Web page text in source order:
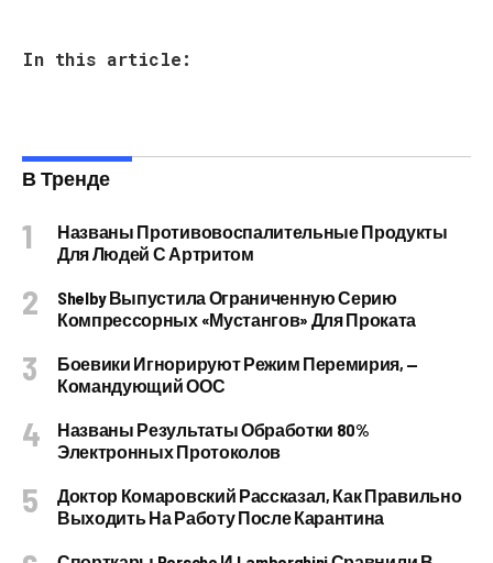
In this article:
В Тренде
Названы Противовоспалительные Продукты
Для Людей С Артритом
Shelby Выпустила Ограниченную Серию
Компрессорных «Мустангов» Для Проката
Боевики Игнорируют Режим Перемирия, —
Командующий ООС
Названы Результаты Обработки 80%
Электронных Протоколов
Доктор Комаровский Рассказал, Как Правильно
Выходить На Работу После Карантина